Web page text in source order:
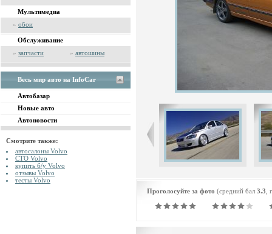
Мультимедиа
» обои
Обслуживание
» запчасти » автошины
Весь мир авто на InfoCar
Автобазар
Новые авто
Автоновости
Смотрите также:
автосалоны Volvo
СТО Volvo
купить б/у Volvo
отзывы Volvo
тесты Volvo
Проголосуйте за фото (средний бал 3.3